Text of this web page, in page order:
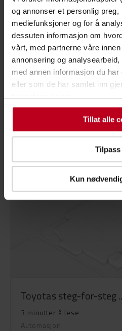
og annonser et personlig
mediefunksjoner og for å
dessuten informasjon om
vårt, med partnerne våre
annonsering og
med annen informasjon du
eller som de har samlet inn
tjenestene deres.
Tillat alle
Tilpass
Kun
10 Gode grunner til å
3 minutter å lese
Automasjon eliminerer
Toyotas steg-for-steg
3 minutter å lese
Automasjon